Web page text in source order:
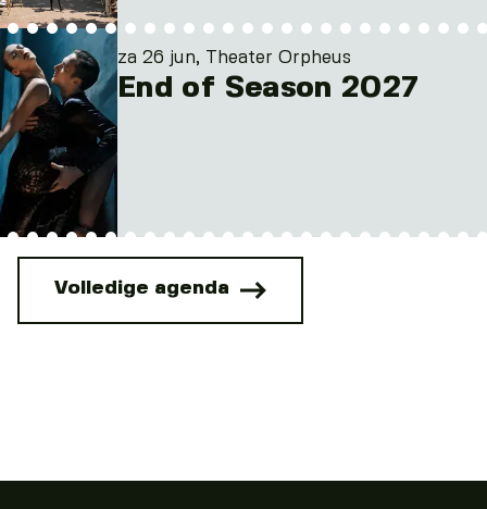
za 26 jun, Theater Orpheus
End of Season 2027
Volledige agenda